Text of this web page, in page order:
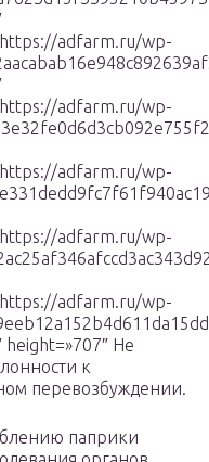
adfarm.ru/wp-
adfarm.ru/wp-
adfarm.ru/wp-
adfarm.ru/wp-
adfarm.ru/wp-
height=»707″ Не
к
перевозбуждении.
паприки